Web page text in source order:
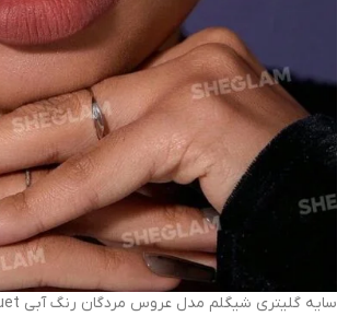
سایه گلیتری شیگلم مدل عروس مردگان رنگ آبی Blue-quet